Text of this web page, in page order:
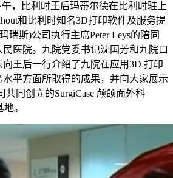
，比利时王后玛蒂尔德在比利时驻上
和比利时知名3D打印软件及服务提
瑞斯)公司执行主席Peter Leys的陪同
医院。九院党委书记沈国芳和九院口
王后一行介绍了九院在应用3D 打印
平方面所取得的成果，并向大家展示
共同创立的SurgiCase 颅颌面外科
。